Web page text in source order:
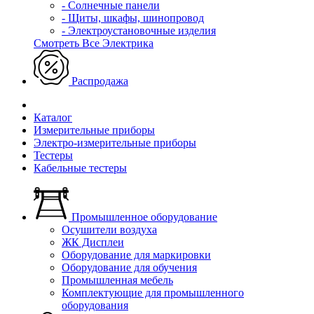
- Солнечные панели
- Щиты, шкафы, шинопровод
- Электроустановочные изделия
Смотреть Все Электрика
Распродажа
Каталог
Измерительные приборы
Электро-измерительные приборы
Тестеры
Кабельные тестеры
Промышленное оборудование
Осушители воздуха
ЖК Дисплеи
Оборудование для маркировки
Оборудование для обучения
Промышленная мебель
Комплектующие для промышленного
оборудования